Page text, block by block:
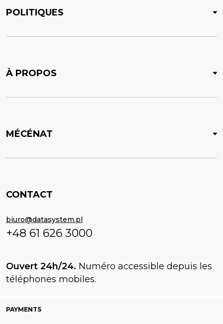
POLITIQUES
À PROPOS
MÉCÉNAT
CONTACT
biuro@datasystem.pl
+48 61 626 3000
Ouvert 24h/24. Numéro accessible depuis les
téléphones mobiles.
PAYMENTS